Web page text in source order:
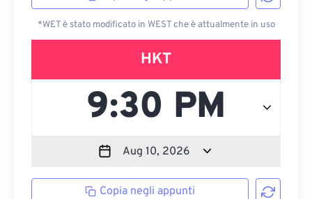
*WET è stato modificato in WEST che è attualmente in uso
HKT
Copia negli appunti